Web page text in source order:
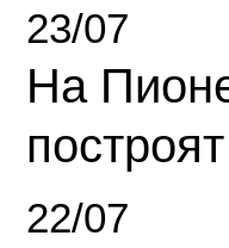
23/07
На
22/07